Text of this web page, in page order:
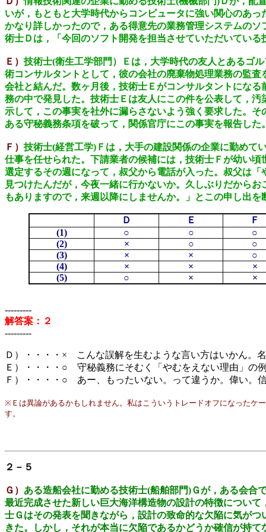
いが，もともと大学時代からコンピュータに強い関心のあ
かなり詳しかったので，ある得意先の業務管理システムの
術士Ｄは，「今回のソフト開発を担当させていただいてい
Ｅ） 技術士(衛生工学部門）Ｅは，大学時代の友人とあるゴ
術コンサルタントとして，彼の会社の廃棄物処理業務の監
会社と結んだ。数ヶ月後，技術士Ｅがコンサルタントにな
務の中で発見した。技術士Ｅは友人にこの件を公表して，
示して，この事実を社外に漏らさないよう強く要求した。
ある守秘義務条項を破って，関係官庁にこの事実を報告した
Ｆ） 技術士(経営工学)Ｆは，大手の建設関係の企業に勤めて
仕事を任せられた。下請業者の候補には，技術士Ｆが幼い
選定するその週になって，叔父から電話が入った。叔父は
見つけたんだが，今夜一緒に行かないか。久しぶりだから
もありますので，来週以降にしませんか。」とこの申し出を
Ｄ Ｅ
Ｆ
(1)
○ ○
○
(2)
× ○
○
(3)
× ×
○
(4)
× ×
×
(5)
○ × ×
---------
解答案：２
---------
Ｄ）・・・・× こんな誤解を生むような言い方はいかん。
Ｅ）・・・・○ 守秘義務にそむく「やむをえない理由」の
Ｆ）・・・・○ あー、もったいない。って違うか。偉い。
※Ｅは異論があるかもしれません。私はこういうトレードオフになったケ
す。
２－５
Ｇ） ある造船会社に勤める技術士(船舶部門)Ｇが，ある会合
最近完成させた新しい巨大海洋構造物の設計の特徴につい
士Ｇはその発表を聞きながら，設計の致命的な欠陥に気が
きた。しかし，それが本当に欠陥であるかどうか確信が持